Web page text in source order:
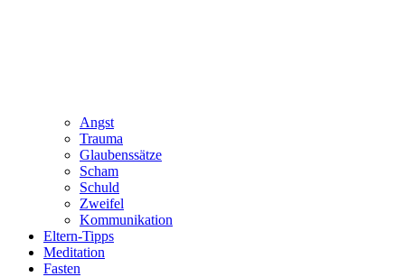
Angst
Trauma
Glaubenssätze
Scham
Schuld
Zweifel
Kommunikation
Eltern-Tipps
Meditation
Fasten